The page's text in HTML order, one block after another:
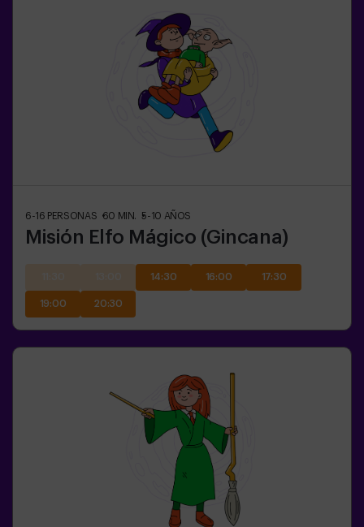
6-16 PERSONAS 60 MIN. 5-10 AÑOS
Misión Elfo Mágico (Gincana)
14:30 16:00 17:30
19:00 20:30